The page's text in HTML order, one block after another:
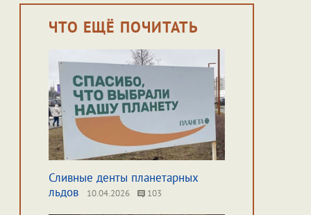
ЧТО ЕЩЁ ПОЧИТАТЬ
Сливные денты планетарных
льдов
10.04.2026 103